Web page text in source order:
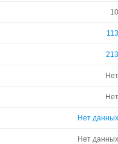
10
113
213
Нет
Нет
Нет данных
Нет данных